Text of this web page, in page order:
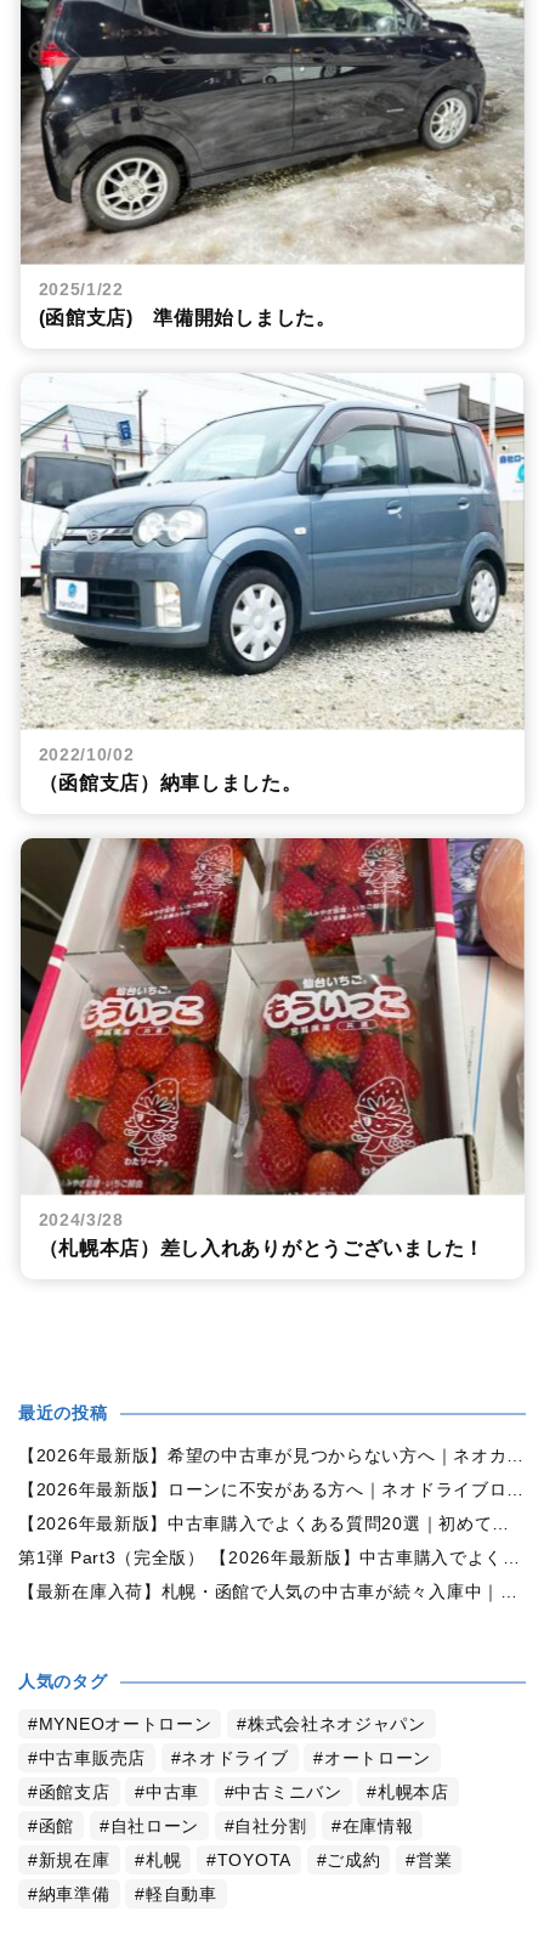
2025/1/22
(函館支店) 準備開始しました。
2022/10/02
（函館支店）納車しました。
2024/3/28
（札幌本店）差し入れありがとうございました！
最近の投稿
【2026年最新版】希望の中古車が見つからない方へ｜ネオカーオーダーで理想の一台を全国からお探しします
【2026年最新版】ローンに不安がある方へ｜ネオドライブローンの窓口で新しいカーライフをサポート
【2026年最新版】中古車購入でよくある質問20選｜初めての方でも失敗しない完全ガイド【札幌・北海道対応】
第1弾 Part3（完全版） 【2026年最新版】中古車購入でよくある質問20選｜初めての方でも失敗しない完全ガイド【札幌・北海道対応】
【最新在庫入荷】札幌・函館で人気の中古車が続々入庫中｜早い者勝ち！【日産 セレナ2.0HスターVセレクション+Safety 4WD】
人気のタグ
MYNEOオートローン
株式会社ネオジャパン
中古車販売店
ネオドライブ
オートローン
函館支店
中古車 中古ミニバン
札幌本店
函館
自社ローン 自社分割
在庫情報
新規在庫
札幌 TOYOTA ご成約
営業
納車準備
軽自動車